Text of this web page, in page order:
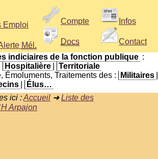
Emploi
Mél.
Compte
Docs
Infos
Contact
indiciaires de la fonction publique :
Hospitalière
Territoriale
Émoluments, Traitements des :
Militaires
Élus…
ici :Accueil ➜Liste des
Arpajon